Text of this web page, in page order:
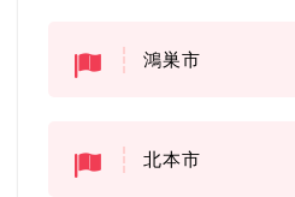
鴻巣市
北本市